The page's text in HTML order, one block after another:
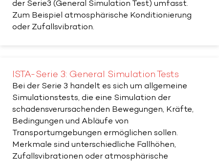
der Serie3 (General Simulation Test) umfasst.
Zum Beispiel atmosphärische Konditionierung
oder Zufallsvibration.
ISTA-Serie 3: General Simulation Tests
Bei der Serie 3 handelt es sich um allgemeine
Simulationstests, die eine Simulation der
schadensverursachenden Bewegungen, Kräfte,
Bedingungen und Abläufe von
Transportumgebungen ermöglichen sollen.
Merkmale sind unterschiedliche Fallhöhen,
Zufallsvibrationen oder atmosphärische